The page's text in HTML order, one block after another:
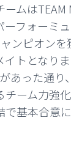
ムはTEAM
ーフォーミ
ンピオンを
トとなり
あった通
チーム力強
で基本合意